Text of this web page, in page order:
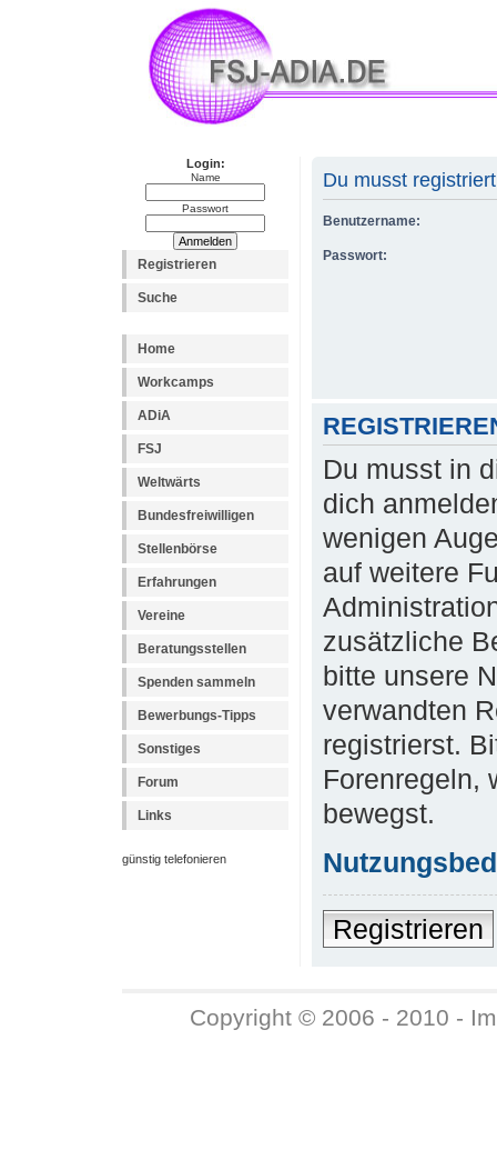
Login:
Name
Passwort
Registrieren
Suche
Home
Workcamps
ADiA
FSJ
Weltwärts
Bundesfreiwilligen
Stellenbörse
Erfahrungen
Vereine
Beratungsstellen
Spenden sammeln
Bewerbungs-Tipps
Sonstiges
Forum
Links
günstig telefonieren
Du musst
Benutzername:
Passwort:
Du musst in
dich
wenigen
auf weitere
zusätzliche
bitte unsere
verwandten
registrierst.
Forenregeln,
bewegst.
Registrieren
Copyright © 2006 - 2010 -